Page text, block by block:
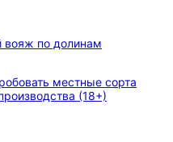
по долинам
местные сорта
(18+)